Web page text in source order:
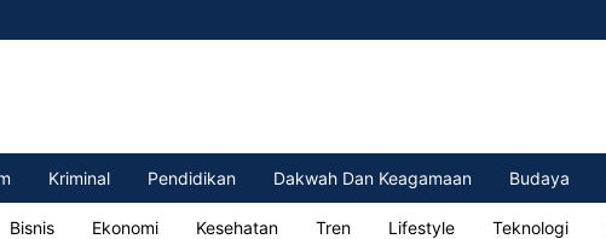
Kriminal Pendidikan Dakwah Dan Keagamaan Budaya
Bisnis Ekonomi Kesehatan Tren Lifestyle Teknologi